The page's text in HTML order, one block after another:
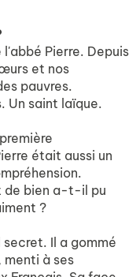
Pierre. Depuis
et nos
pauvres.
Un saint laïque.
était aussi un
de bien a-t-il pu
?
Il a gommé
menti à ses